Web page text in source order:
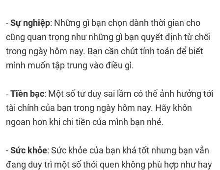
-Sự nghiệp: Những gì bạn chọn dành thời gian cho
cũng quan trọng như những gì bạn quyết định từ chối
trong ngày hôm nay. Bạn cần chút tính toán để biết
mình muốn tập trung vào điều gì.
-Tiền bạc: Một số tư duy sai lầm có thể ảnh hưởng tới
tài chính của bạn trong ngày hôm nay. Hãy khôn
ngoan hơn khi chi tiền của mình bạn nhé.
-Sức khỏe: Sức khỏe của bạn khá tốt nhưng bạn vẫn
đang duy trì một số thói quen không phù hợp như hay